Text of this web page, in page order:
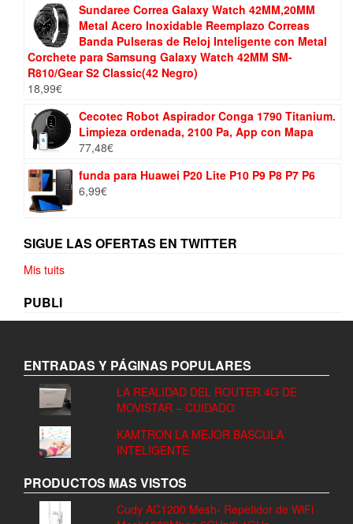
original
era:
179,99€.
actual
es:
166,00€.
Sundaree Correa Galaxy Watch 42MM,20MM
Metal Acero Inoxidable Reemplazo Correas
Banda Pulseras de Reloj Inteligente con Metal
Corchete para Samsung Galaxy Watch 42MM SM-
R810/Gear S2 Classic(42 Negro)
18,99€
Cecotec Robot Aspirador Conga 1790 Titanium.
Limpieza ordenada, 2100 Pa, App con Mapa
77,48€
funda para Huawei P20 Lite P10 P9 P8 P7 P6
6,99€
SIGUE LAS OFERTAS EN TWITTER
Mis tuits
PUBLI
ENTRADAS Y PÁGINAS POPULARES
LA REALIDAD DEL ROUTER 4G DE
MOVISTAR – CUIDADO
KAMTRON LA MEJOR BASCULA
INTELIGENTE
PRODUCTOS MAS VISTOS
Cudy AC1200 Mesh- Repetidor de WiFi